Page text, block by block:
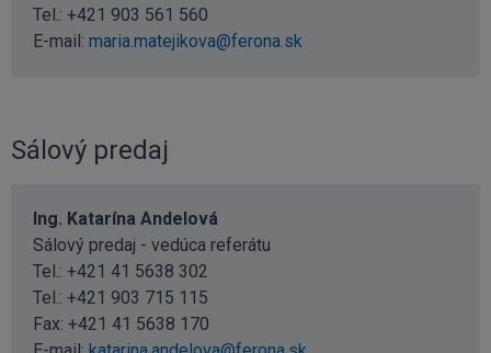
Tel.: +421 903 561 560
E-mail: maria.matejikova@ferona.sk
Sálový predaj
Ing. Katarína Andelová
Sálový predaj - vedúca referátu
Tel.: +421 41 5638 302
Tel.: +421 903 715 115
Fax: +421 41 5638 170